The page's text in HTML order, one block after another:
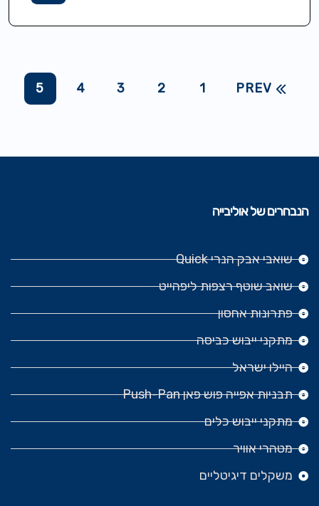
PREV
1
2
3
4
5
הנבחרים של אוליבייה
שואבי אבק הנרי Quick
שואב שוטף רצפות ליפהייט
פתרונות אחסון
מתקני ייבוש כביסה
היילו ישראל
תבניות אפייה פוש פאן Push-Pan
מתקני ייבוש כלים
מטהרי אוויר
משקלים דיגיטליים